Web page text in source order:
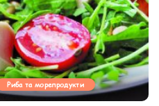
Риба та морепродукти